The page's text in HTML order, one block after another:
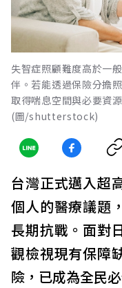
失智症照顧難度高於一
伴。若能透過保險分擔
取得喘息空間與必要資
(圖/shutterstock)
台灣正式邁入超
個人的醫療議題
長期抗戰。面對
觀檢視現有保障
險，已成為全民